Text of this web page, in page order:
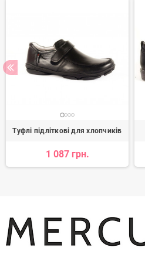
Туфлі підліткові для хлопчиків
1 087 грн.